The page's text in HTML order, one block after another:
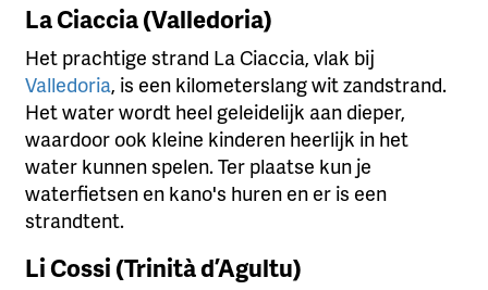
La Ciaccia (Valledoria)
Het prachtige strand La Ciaccia, vlak bij
Valledoria, is een kilometerslang wit zandstrand.
Het water wordt heel geleidelijk aan dieper,
waardoor ook kleine kinderen heerlijk in het
water kunnen spelen. Ter plaatse kun je
waterfietsen en kano's huren en er is een
strandtent.
Li Cossi (Trinità d’Agultu)